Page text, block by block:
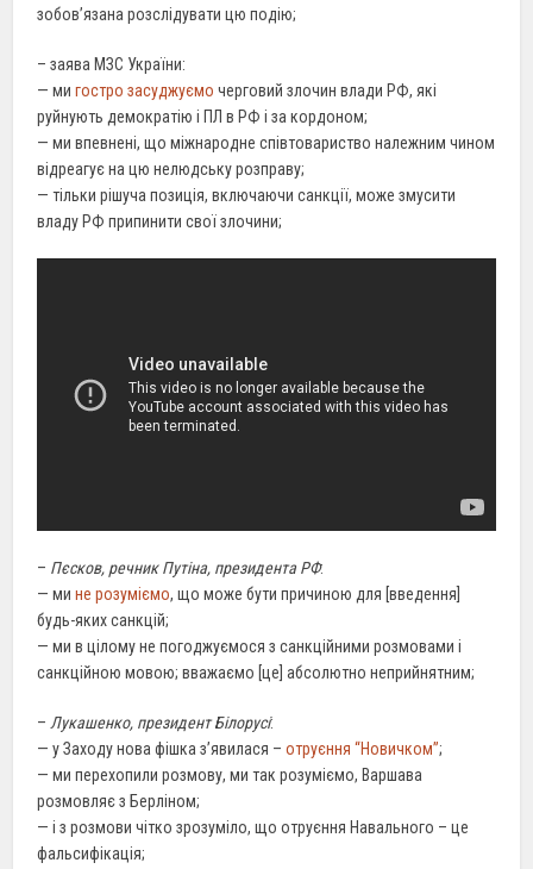
зобов’язана розслідувати цю подію;
– заява МЗС України:
— мигостро засуджуємо черговий злочин влади РФ, які
руйнують демократію і ПЛ в РФ і за кордоном;
— ми впевнені, що міжнародне співтовариство належним чином
відреагує на цю нелюдську розправу;
— тільки рішуча позиція, включаючи санкції, може змусити
владу РФ припинити свої злочини;
– Пєсков, речник Путіна, президента РФ:
— мине розуміємо, що може бути причиною для [введення]
будь-яких санкцій;
— ми в цілому не погоджуємося з санкційними розмовами і
санкційною мовою; вважаємо [це] абсолютно неприйнятним;
– Лукашенко, президент Білорусі:
— у Заходу нова фішка з’явилася –отруєння “Новичком”;
— ми перехопили розмову, ми так розуміємо, Варшава
розмовляє з Берліном;
— і з розмови чітко зрозуміло, що отруєння Навального – це
фальсифікація;